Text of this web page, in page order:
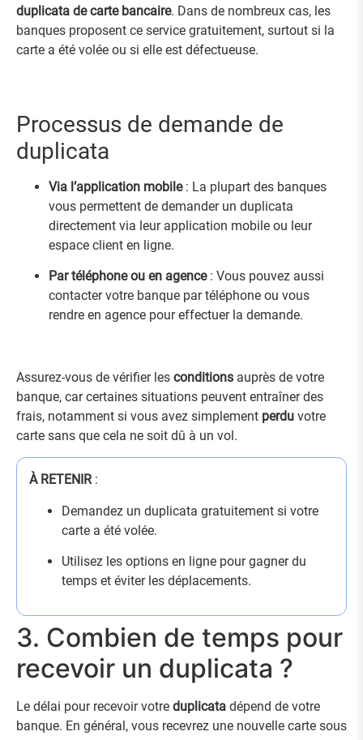
duplicata de carte bancaire. Dans de nombreux cas, les
banques proposent ce service gratuitement, surtout si la
carte a été volée ou si elle est défectueuse.
Processus de demande de
duplicata
Via l’application mobile: La plupart des banques
vous permettent de demander un duplicata
directement via leur application mobile ou leur
espace client en ligne.
Par téléphone ou en agence: Vous pouvez aussi
contacter votre banque par téléphone ou vous
rendre en agence pour effectuer la demande.
Assurez-vous de vérifier les conditions auprès de votre
banque, car certaines situations peuvent entraîner des
frais, notamment si vous avez simplement perdu votre
carte sans que cela ne soit dû à un vol.
À RETENIR:
Demandez un duplicata gratuitement si votre
carte a été volée.
Utilisez les options en ligne pour gagner du
temps et éviter les déplacements.
3. Combien de temps pour
recevoir un duplicata ?
Le délai pour recevoir votre duplicata dépend de votre
banque. En général, vous recevrez une nouvelle carte sous